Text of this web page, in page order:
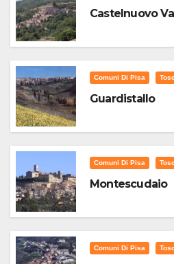
Castelnuovo
Comuni Di Pisa
Guardistallo
Comuni Di Pisa
Montescudaio
Comuni Di Pisa